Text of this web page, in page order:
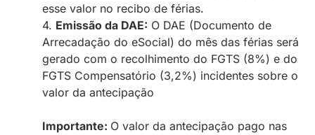
esse valor no recibo de férias.
4. Emissão da DAE: O DAE (Documento de
Arrecadação do eSocial) do mês das férias será
gerado com o recolhimento do FGTS (8%) e do
FGTS Compensatório (3,2%) incidentes sobre o
valor da antecipação
Importante: O valor da antecipação pago nas